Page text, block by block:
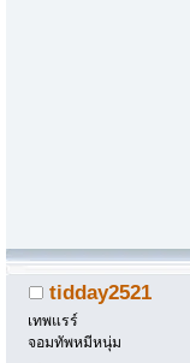
tidday2521
เทพแรร์
จอมทัพหมีหนุ่ม